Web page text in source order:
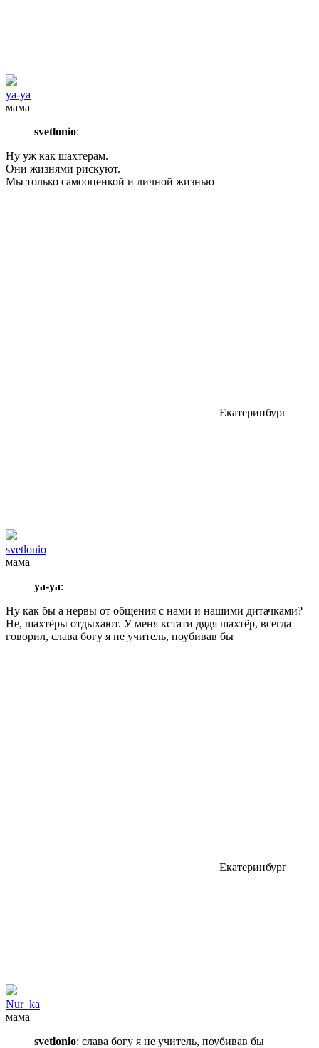
уа-уа
мама
svetlonio:
Ну уж как шахтерам.
Они жизнями рискуют.
Мы только самооценкой и личной жизнью
Екатеринбург
svetlonio
мама
уа-уа:
Ну как бы а нервы от общения с нами и нашими дитачками?
Не, шахтёры отдыхают. У меня кстати дядя шахтёр, всегда
говорил, слава богу я не учитель, поубивав бы
Екатеринбург
Nur_ka
мама
svetlonio: слава богу я не учитель, поубивав бы